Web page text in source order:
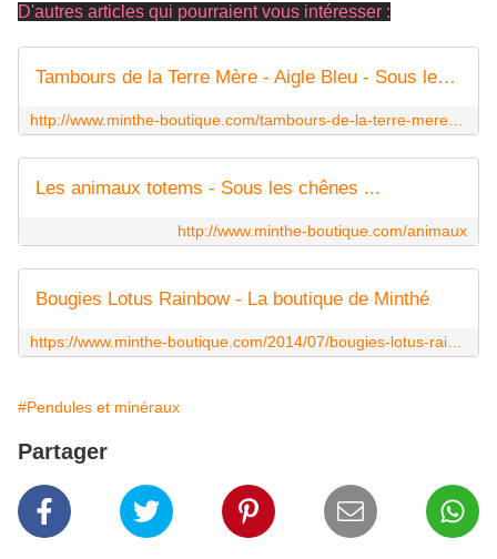
D'autres articles qui pourraient vous intéresser :
Tambours de la Terre Mère - Aigle Bleu - Sous les chênes ...
Les animaux totems - Sous les chênes ...
http://www.minthe-boutique.com/animaux
Bougies Lotus Rainbow - La boutique de Minthé
#Pendules et minéraux
Partager